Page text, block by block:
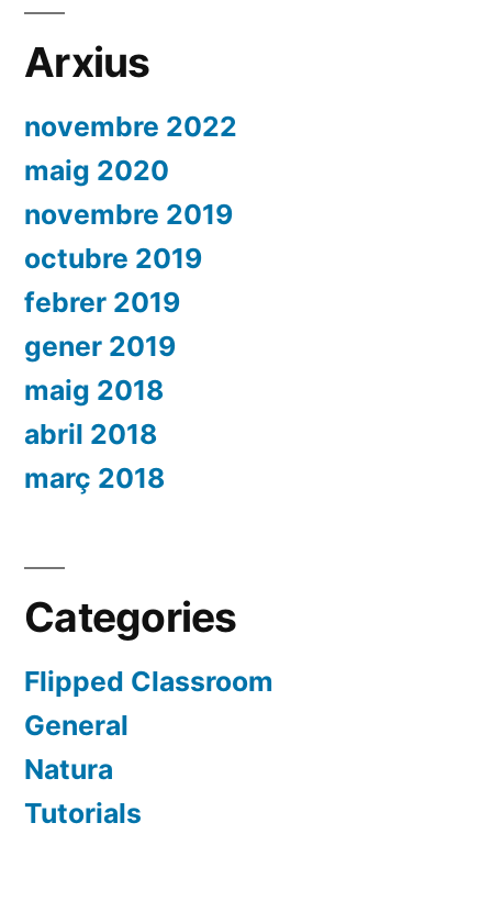
Arxius
novembre 2022
maig 2020
novembre 2019
octubre 2019
febrer 2019
gener 2019
maig 2018
abril 2018
març 2018
Categories
Flipped Classroom
General
Natura
Tutorials